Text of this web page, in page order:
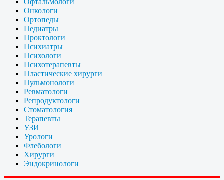
Офтальмологи
Онкологи
Ортопеды
Педиатры
Проктологи
Психиатры
Психологи
Психотерапевты
Пластические хирурги
Пульмонологи
Ревматологи
Репродуктологи
Стоматология
Терапевты
УЗИ
Урологи
Флебологи
Хирурги
Эндокринологи